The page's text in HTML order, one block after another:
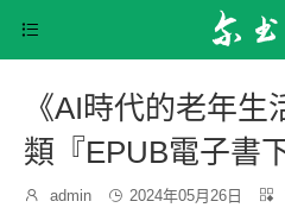

《AI時代的老年
類『EPUB電子書

博
admin  發
2024年05月26日 